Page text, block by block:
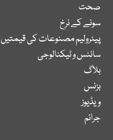
صحت
سونے کے نرخ
پیٹرولیم مصنوعات کی قیمتیں
سائنس و ٹیکنالوجی
بلاگ
بزنس
ویڈیوز
جرائم